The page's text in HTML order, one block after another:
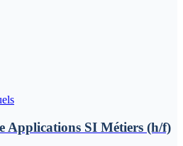
Applications SI Métiers (h/f)